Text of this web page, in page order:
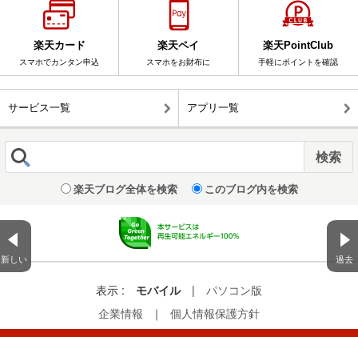
新しい 過去
楽天カード
スマホでカンタン申込
楽天ペイ
スマホをお財布に
楽天PointClub
手軽にポイントを確認
サービス一覧 アプリ一覧
楽天ブログ全体を検索 このブログ内を検索
表示 : モバイル |
パソコン版
企業情報
｜ 個人情報保護方針